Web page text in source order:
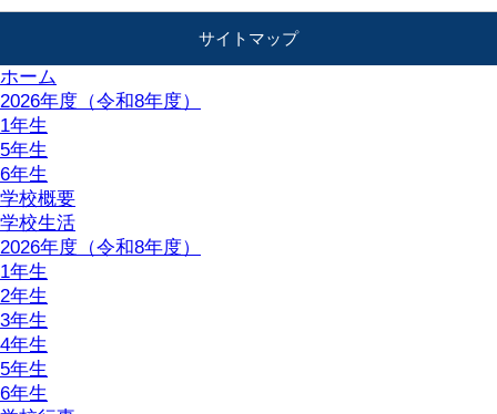
サイトマップ
ホーム
2026年度（令和8年度）
1年生
5年生
6年生
学校概要
学校生活
2026年度（令和8年度）
1年生
2年生
3年生
4年生
5年生
6年生